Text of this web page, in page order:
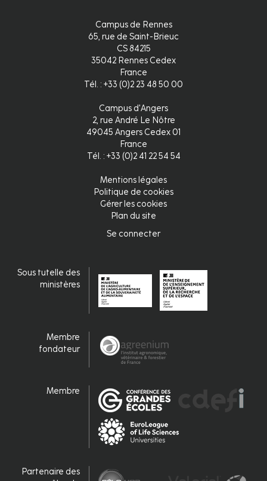
Campus de Rennes
65, rue de Saint-Brieuc
CS 84215
35042 Rennes Cedex
France
Tél. : +33 (0)2 23 48 50 00
Campus d'Angers
2, rue André Le Nôtre
49045 Angers Cedex 01
France
Tél. : +33 (0)2 41 22 54 54
Mentions légales
Politique de cookies
Gérer les cookies
Plan du site
Se connecter
Sous tutelle des
ministères
Membre
fondateur
Membre
Partenaire des